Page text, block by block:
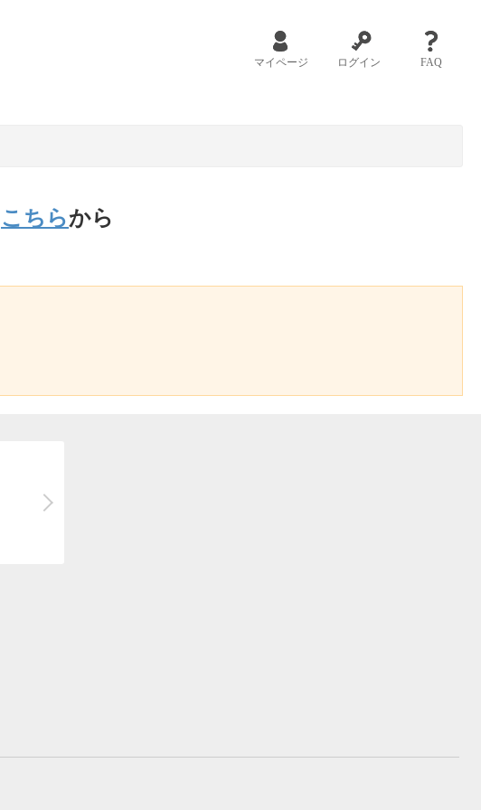
マイページ ログイン FAQ
こちらから